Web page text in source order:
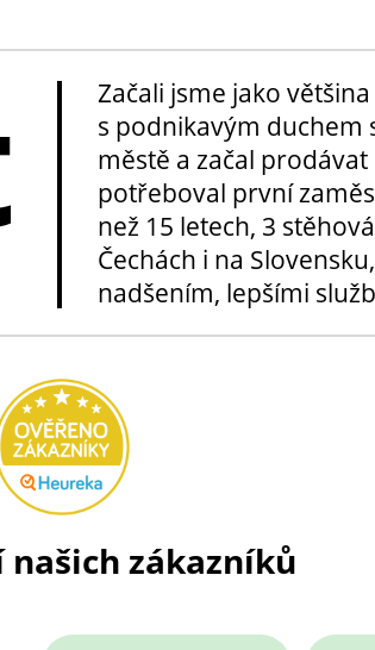
Začali jsme jako
s podnikavým duchem
městě a začal
potřeboval první
než 15 letech, 3
Čechách i na
nadšením, lepšími
našich zákazníků